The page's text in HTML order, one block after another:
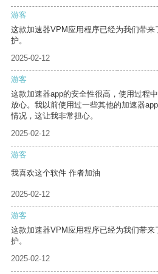
游客
这款加速器VPM应用程序已经为我们带
护。
2025-02-12
游客
这款加速器app的安全性很高，使用过程
放心。我以前使用过一些其他的加速器
情况，这让我非常担心。
2025-02-12
游客
我喜欢这个软件 作者加油
2025-02-12
游客
这款加速器VPM应用程序已经为我们带
护。
2025-02-12